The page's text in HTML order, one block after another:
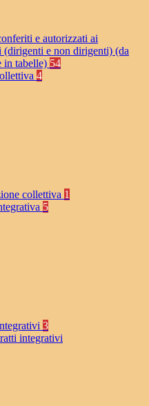
e autorizzati ai
(dirigenti e non dirigenti) (da
in tabelle) 54
4
collettiva 1
5
3
integrativi